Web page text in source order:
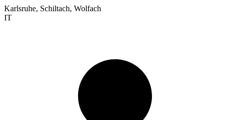
Karlsruhe, Schiltach, Wolfach
IT